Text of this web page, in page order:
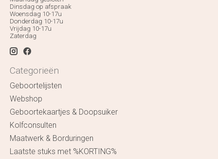
Dinsdag op afspraak
Woensdag 10-17u
Donderdag 10-17u
Vrijdag 10-17u
Zaterdag
Categorieën
Geboortelijsten
Webshop
Geboortekaartjes & Doopsuiker
Kolfconsulten
Maatwerk & Borduringen
Laatste stuks met %KORTING%